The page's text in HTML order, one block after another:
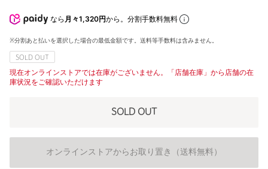
なら 月々1,320円から。分割手数料無料
※分割あと払いを選択した場合の最低金額です。送料等手数料は含みません。
SOLD OUT
現在オンラインストアでは在庫がございません。「店舗在庫」から店舗の在
庫状況をご確認いただけます
SOLD OUT
オンラインストアからお取り置き（送料無料）